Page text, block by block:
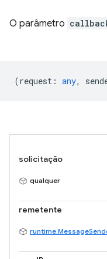
O parâmetro
(request : any,
solicitação
qualquer
remetente